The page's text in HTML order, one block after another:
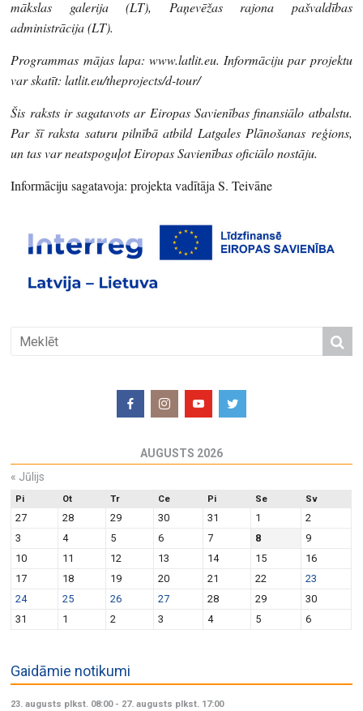
mākslas galerija (LT), Paņevēžas rajona pašvaldības
administrācija (LT).
Programmas mājas lapa: www.latlit.eu. Informāciju par projektu
var skatīt: latlit.eu/theprojects/d-tour/
Šis raksts ir sagatavots ar Eiropas Savienības finansiālo atbalstu.
Par šī raksta saturu pilnībā atbild Latgales Plānošanas reģions,
un tas var neatspoguļot Eiropas Savienības oficiālo nostāju.
Informāciju sagatavoja: projekta vadītāja S. Teivāne
AUGUSTS 2026
« Jūlijs
Pi Ot Tr Ce Pi Se Sv
27 28 29 30 31 1
2
3
4 5 6 7 8
9
10
11 12 13 14 15
16
17
18 19 20 21 22
23
24
25 26 27 28 29
30
31
1 2 3 4 5 6
Gaidāmie notikumi
23. augusts plkst. 08:00- 27. augusts plkst. 17:00